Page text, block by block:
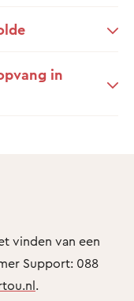
in
vinden van een
Support: 088
.